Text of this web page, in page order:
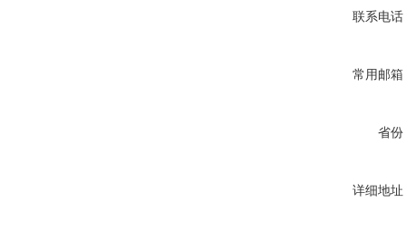
联系电话
常用邮箱
省份
详细地址